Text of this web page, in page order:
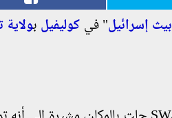
بيث إسرائيل" في كوليفيل ب